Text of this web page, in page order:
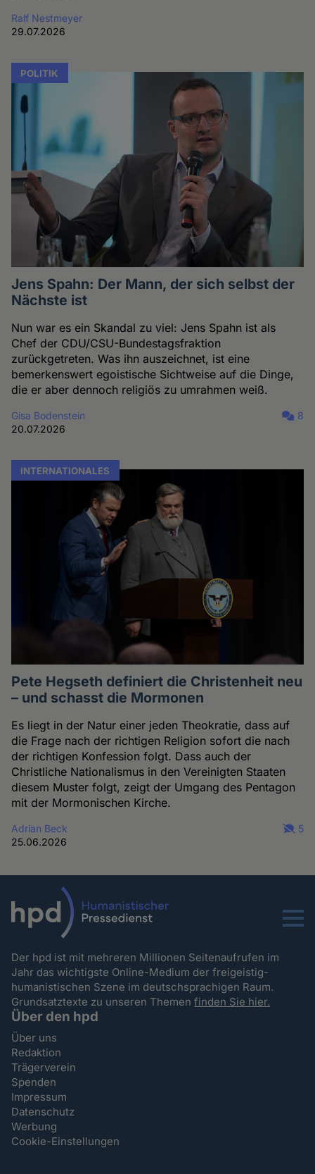
Ralf Nestmeyer
29.07.2026
POLITIK
Jens Spahn: Der Mann, der sich selbst der
Nächste ist
Nun war es ein Skandal zu viel: Jens Spahn ist als
Chef der CDU/CSU-Bundestagsfraktion
zurückgetreten. Was ihn auszeichnet, ist eine
bemerkenswert egoistische Sichtweise auf die Dinge,
die er aber dennoch religiös zu umrahmen weiß.
Gisa Bodenstein
20.07.2026
8
INTERNATIONALES
Pete Hegseth definiert die Christenheit neu
– und schasst die Mormonen
Es liegt in der Natur einer jeden Theokratie, dass auf
die Frage nach der richtigen Religion sofort die nach
der richtigen Konfession folgt. Dass auch der
Christliche Nationalismus in den Vereinigten Staaten
diesem Muster folgt, zeigt der Umgang des Pentagon
mit der Mormonischen Kirche.
Adrian Beck
25.06.2026
5
Menu
Der hpd ist mit mehreren Millionen Seitenaufrufen im
Jahr das wichtigste Online-Medium der freigeistig-
humanistischen Szene im deutschsprachigen Raum.
Grundsatztexte zu unseren Themenfinden Sie hier.
Über den hpd
Über uns
Redaktion
Trägerverein
Spenden
Impressum
Datenschutz
Werbung
Cookie-Einstellungen